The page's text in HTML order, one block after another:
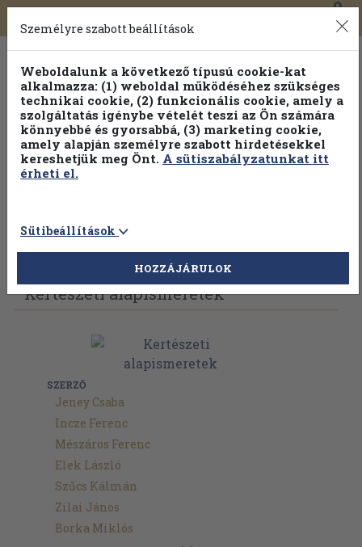
Toggle
navigation
0
Vissza az előző oldalra Válasszon példányt
Kertészeti alapismeretek
SZERZŐ
Jeney Csaba
Incze Ferenc
Mészáros Ferenc
Elek László
Szűcs Kálmán
Zilai János
Borka Miklós
Személyre szabott beállítások
Weboldalunk a következő típusú cookie-kat
alkalmazza: (1) weboldal működéséhez szükséges
technikai cookie, (2) funkcionális cookie, amely a
szolgáltatás igénybe vételét teszi az Ön számára
könnyebbé és gyorsabbá, (3) marketing cookie,
amely alapján személyre szabott hirdetésekkel
kereshetjük meg Önt. A sütiszabályzatunkat itt
érheti el.
Sütibeállítások
HOZZÁJÁRULOK